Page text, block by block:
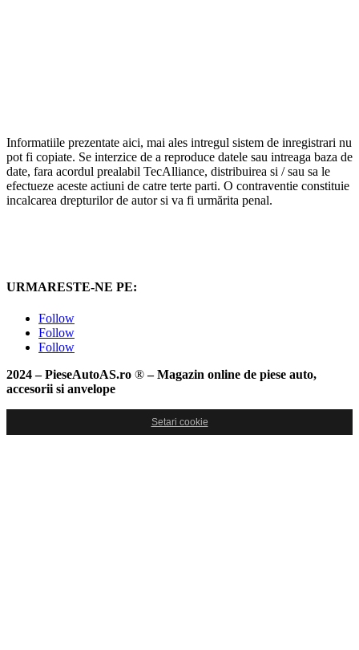
Informatiile prezentate aici, mai ales intregul sistem de inregistrari nu
pot fi copiate. Se interzice de a reproduce datele sau intreaga baza de
date, fara acordul prealabil TecAlliance, distribuirea si / sau sa le
efectueze aceste actiuni de catre terte parti. O contraventie constituie
incalcarea drepturilor de autor si va fi urmărita penal.
URMARESTE-NE PE:
Follow
Follow
Follow
2024 – PieseAutoAS.ro ®– Magazin online de piese auto,
accesorii si anvelope
Setari cookie